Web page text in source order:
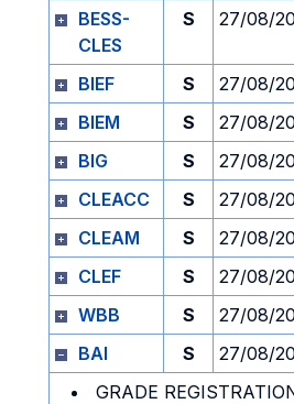
BESS-
CLES
S 27/08/
BIEF S 27/08/
BIEM
S 27/08/
BIG
S 27/08/
CLEACC
S 27/08/
CLEAM
S 27/08/
CLEF
S 27/08/
WBB
S 27/08/
BAI
S 27/08/
GRADE